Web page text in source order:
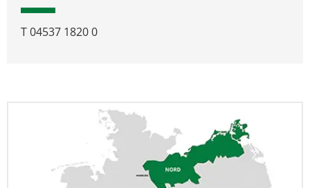
T04537 1820 0